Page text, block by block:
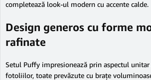
completează look-ul modern cu accente calde.
Design generos cu forme
rafinate
Setul Puffy impresionează prin aspectul unitar
fotoliilor, toate prevăzute cu brațe